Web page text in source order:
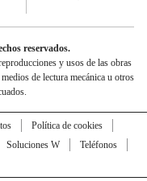
reservados.
y usos de las obras
de lectura mecánica u otros
Política de cookies
Soluciones W
Teléfonos